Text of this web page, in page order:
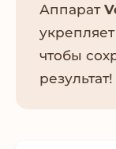
Аппарат
чтобы
результат!